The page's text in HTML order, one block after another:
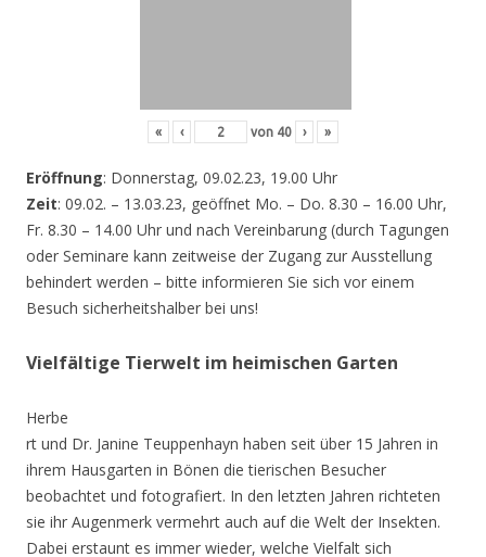
« ‹ von 40 › »
Eröffnung: Donnerstag, 09.02.23, 19.00 Uhr
Zeit: 09.02. – 13.03.23, geöffnet Mo. – Do. 8.30 – 16.00 Uhr,
Fr. 8.30 – 14.00 Uhr und nach Vereinbarung (durch Tagungen
oder Seminare kann zeitweise der Zugang zur Ausstellung
behindert werden – bitte informieren Sie sich vor einem
Besuch sicherheitshalber bei uns!
Vielfältige Tierwelt im heimischen Garten
Herbe
rt und Dr. Janine Teuppenhayn haben seit über 15 Jahren in
ihrem Hausgarten in Bönen die tierischen Besucher
beobachtet und fotografiert. In den letzten Jahren richteten
sie ihr Augenmerk vermehrt auch auf die Welt der Insekten.
Dabei erstaunt es immer wieder, welche Vielfalt sich